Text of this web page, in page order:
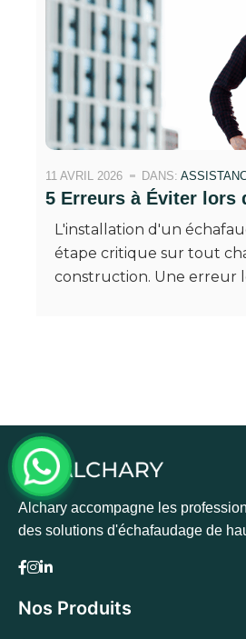
11 AVRIL 2026 DANS:
5 Erreurs à Éviter lors
L'installation d'un
étape critique sur tout
construction. Une erreur
Alchary accompagne les
des solutions d'échafaudage de
Nos Produits